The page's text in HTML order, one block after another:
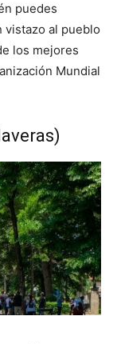
puedes
vistazo al pueblo
los mejores
Mundial